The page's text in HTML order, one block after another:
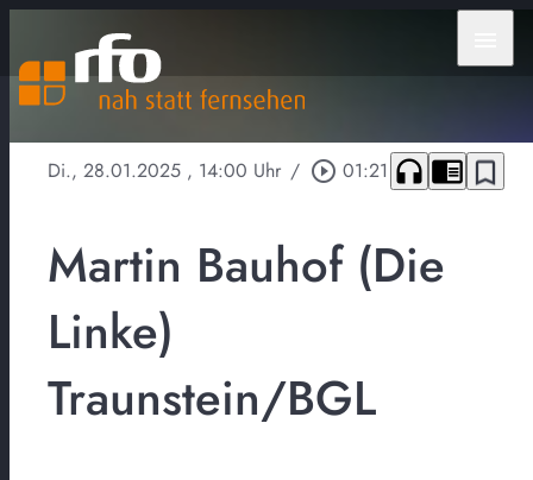
Di., 28.01.2025 , 14:00 Uhr / play_circle_outline 01:21 headphones chrome_reader_mode bookmark_border
Martin Bauhof (Die
Linke)
Traunstein/BGL